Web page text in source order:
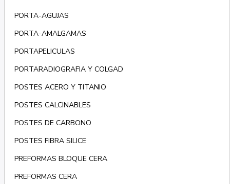
PORTA-AGUJAS
PORTA-AMALGAMAS
PORTAPELICULAS
PORTARADIOGRAFIA Y COLGAD
POSTES ACERO Y TITANIO
POSTES CALCINABLES
POSTES DE CARBONO
POSTES FIBRA SILICE
PREFORMAS BLOQUE CERA
PREFORMAS CERA